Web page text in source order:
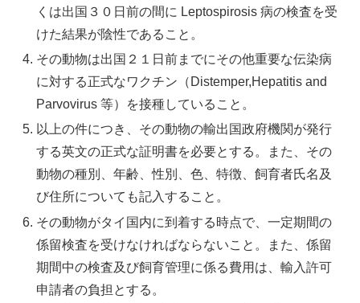
くは出国３０日前の間に Leptospirosis 病の検査を受
けた結果が陰性であること。
その動物は出国２１日前までにその他重要な伝染病
に対する正式なワクチン（Distemper,Hepatitis and
Parvovirus 等）を接種していること。
以上の件につき、その動物の輸出国政府機関が発行
する英文の正式な証明書を必要とする。また、その
動物の種別、年齢、性別、色、特徴、飼育者氏名及
び住所についても記入すること。
その動物がタイ国内に到着する時点で、一定期間の
係留検査を受けなければならないこと。また、係留
期間中の検査及び飼育管理に係る費用は、輸入許可
申請者の負担とする。